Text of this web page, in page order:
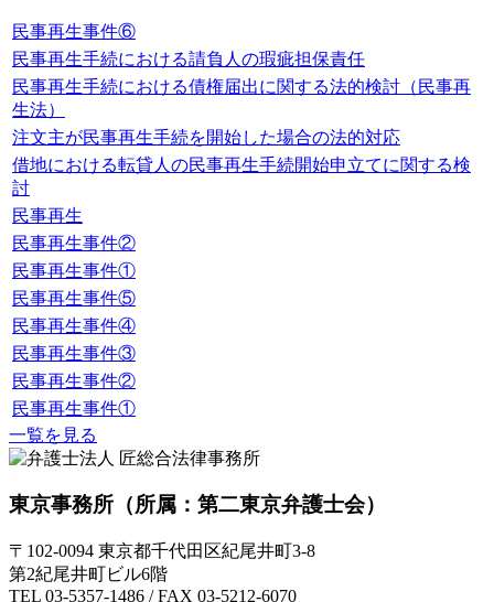
民事再生事件⑥
民事再生手続における請負人の瑕疵担保責任
民事再生手続における債権届出に関する法的検討（民事再
生法）
注文主が民事再生手続を開始した場合の法的対応
借地における転貸人の民事再生手続開始申立てに関する検
討
民事再生
民事再生事件②
民事再生事件①
民事再生事件⑤
民事再生事件④
民事再生事件③
民事再生事件②
民事再生事件①
一覧を見る
東京事務所 （所属：第二東京弁護士会）
〒102-0094 東京都千代田区紀尾井町3-8
第2紀尾井町ビル6階
TEL 03-5357-1486 / FAX 03-5212-6070